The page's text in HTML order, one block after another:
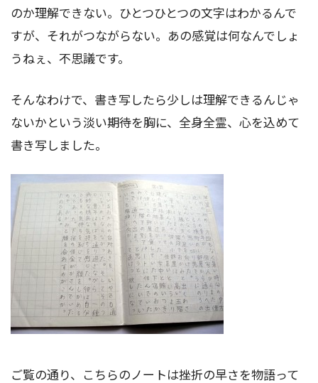
のか理解できない。ひとつひとつの文字はわかるんで
すが、それがつながらない。あの感覚は何なんでしょ
うねぇ、不思議です。
そんなわけで、書き写したら少しは理解できるんじゃ
ないかという淡い期待を胸に、全身全霊、心を込めて
書き写しました。
ご覧の通り、こちらのノートは挫折の早さを物語って